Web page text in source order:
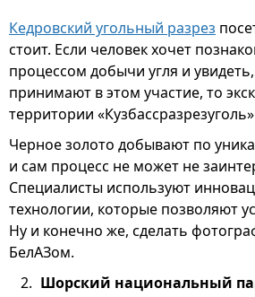
Кедровский угольный разрез
стоит. Если человек хочет
процессом добычи угля и
принимают в этом участие, то
территории
Черное золото добывают по
и сам процесс не может не
Специалисты используют
технологии, которые позволяют
Ну и конечно же, сделать
БелАЗом.
Шорский национальный